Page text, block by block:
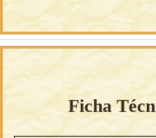
Ficha